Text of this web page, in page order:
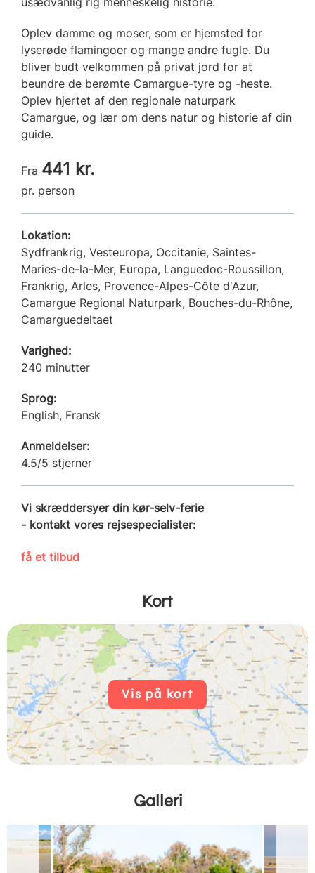
Oplev damme og moser, som er hjemsted for
lyserøde flamingoer og mange andre fugle. Du
bliver budt velkommen på privat jord for at
beundre de berømte Camargue-tyre og -heste.
Oplev hjertet af den regionale naturpark
Camargue, og lær om dens natur og historie af din
guide.
Fra 441 kr.
pr. person
Lokation:
Sydfrankrig, Vesteuropa, Occitanie, Saintes-
Maries-de-la-Mer, Europa, Languedoc-Roussillon,
Frankrig, Arles, Provence-Alpes-Côte d'Azur,
Camargue Regional Naturpark, Bouches-du-Rhône,
Camarguedeltaet
Varighed:
240 minutter
Sprog:
English, Fransk
Anmeldelser:
4.5/5 stjerner
Vi skræddersyer din kør-selv-ferie
- kontakt vores rejsespecialister:
få et tilbud
Kort
Vis på kort
Galleri